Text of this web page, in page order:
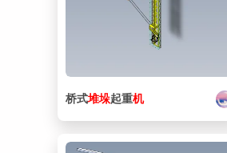
桥式堆垛起重机